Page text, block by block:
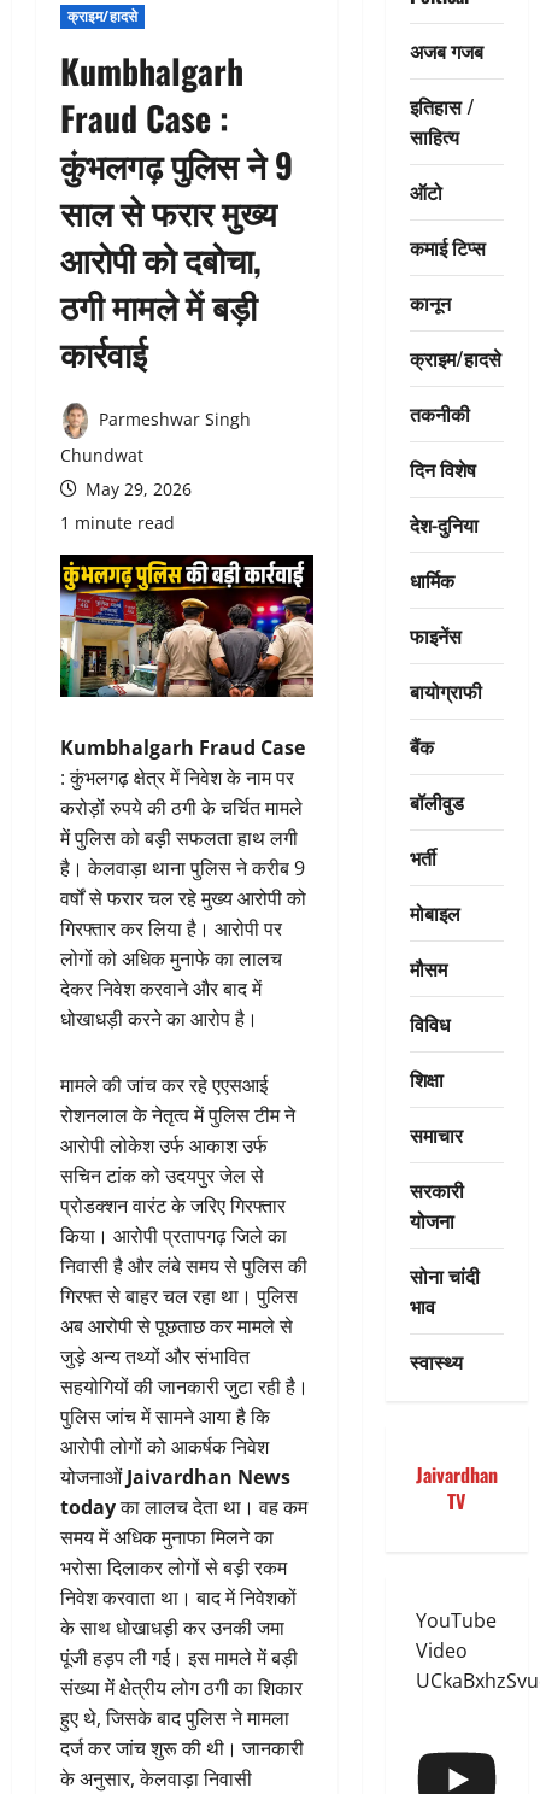
क्राइम/हादसे
Kumbhalgarh
Fraud Case :
कुंभलगढ़ पुलिस ने 9
साल से फरार मुख्य
आरोपी को दबोचा,
ठगी मामले में बड़ी
कार्रवाई
Parmeshwar Singh
Chundwat
May 29, 2026
1 minute read
Kumbhalgarh Fraud Case
: कुंभलगढ़ क्षेत्र में निवेश के नाम पर
करोड़ों रुपये की ठगी के चर्चित मामले
में पुलिस को बड़ी सफलता हाथ लगी
है। केलवाड़ा थाना पुलिस ने करीब 9
वर्षों से फरार चल रहे मुख्य आरोपी को
गिरफ्तार कर लिया है। आरोपी पर
लोगों को अधिक मुनाफे का लालच
देकर निवेश करवाने और बाद में
धोखाधड़ी करने का आरोप है।
मामले की जांच कर रहे एएसआई
रोशनलाल के नेतृत्व में पुलिस टीम ने
आरोपी लोकेश उर्फ आकाश उर्फ
सचिन टांक को उदयपुर जेल से
प्रोडक्शन वारंट के जरिए गिरफ्तार
किया। आरोपी प्रतापगढ़ जिले का
निवासी है और लंबे समय से पुलिस की
गिरफ्त से बाहर चल रहा था। पुलिस
अब आरोपी से पूछताछ कर मामले से
जुड़े अन्य तथ्यों और संभावित
सहयोगियों की जानकारी जुटा रही है।
पुलिस जांच में सामने आया है कि
आरोपी लोगों को आकर्षक निवेश
योजनाओंJaivardhan News
todayका लालच देता था। वह कम
समय में अधिक मुनाफा मिलने का
भरोसा दिलाकर लोगों से बड़ी रकम
निवेश करवाता था। बाद में निवेशकों
के साथ धोखाधड़ी कर उनकी जमा
पूंजी हड़प ली गई। इस मामले में बड़ी
संख्या में क्षेत्रीय लोग ठगी का शिकार
हुए थे, जिसके बाद पुलिस ने मामला
दर्ज कर जांच शुरू की थी। जानकारी
के अनुसार, केलवाड़ा निवासी
अजब गजब
इतिहास /
साहित्य
ऑटो
कमाई टिप्स
कानून
क्राइम/हादसे
तकनीकी
दिन विशेष
देश-दुनिया
धार्मिक
फाइनेंस
बायोग्राफी
बैंक
बॉलीवुड
भर्ती
मोबाइल
मौसम
विविध
शिक्षा
समाचार
सरकारी
योजना
सोना चांदी
भाव
स्वास्थ्य
Jaivardhan
TV
YouTube
Video